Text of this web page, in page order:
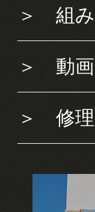
＞組
＞ 動画
＞修